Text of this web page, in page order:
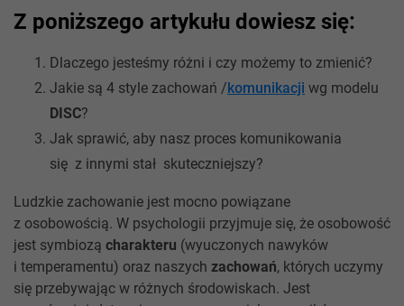
Z poniższego artykułu dowiesz się:
Dlaczego jesteśmy różni i czy możemy to zmienić?
Jakie są 4 style zachowań /komunikacji wg modelu
DISC?
Jak sprawić, aby nasz proces komunikowania
się z innymi stał skuteczniejszy?
Ludzkie zachowanie jest mocno powiązane
z osobowością. W psychologii przyjmuje się, że osobowość
jest symbiozą charakteru (wyuczonych nawyków
i temperamentu) oraz naszych zachowań, których uczymy
się przebywając w różnych środowiskach. Jest